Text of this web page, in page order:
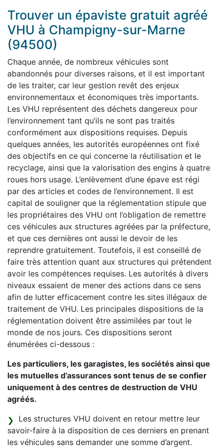
Trouver un épaviste gratuit agréé
VHU à Champigny-sur-Marne
(94500)
Chaque année, de nombreux véhicules sont
abandonnés pour diverses raisons, et il est important
de les traiter, car leur gestion revêt des enjeux
environnementaux et économiques très importants.
Les VHU représentent des déchets dangereux pour
l’environnement tant qu’ils ne sont pas traités
conformément aux dispositions requises. Depuis
quelques années, les autorités européennes ont fixé
des objectifs en ce qui concerne la réutilisation et le
recyclage, ainsi que la valorisation des engins à quatre
roues hors usage. L’enlèvement d’une épave est régi
par des articles et codes de l’environnement. Il est
capital de souligner que la réglementation stipule que
les propriétaires des VHU ont l’obligation de remettre
ces véhicules aux structures agréées par la préfecture,
et que ces dernières ont aussi le devoir de les
reprendre gratuitement. Toutefois, il est conseillé de
faire très attention quant aux structures qui prétendent
avoir les compétences requises. Les autorités à divers
niveaux essaient de mener des actions dans ce sens
afin de lutter efficacement contre les sites illégaux de
traitement de VHU. Les principales dispositions de la
réglementation doivent être assimilées par tout le
monde de nos jours. Ces dispositions seront
énumérées ci-dessous :
Les particuliers, les garagistes, les sociétés ainsi que
les mutuelles d’assurances sont tenus de se confier
uniquement à des centres de destruction de VHU
agréés.
Les structures VHU doivent en retour mettre leur
savoir-faire à la disposition de ces derniers en prenant
les véhicules sans demander une somme d’argent.